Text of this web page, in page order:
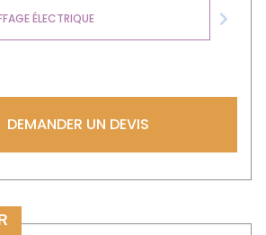
ÉLECTRIQUE
Next
DEMANDER UN DEVIS